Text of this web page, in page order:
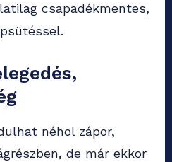
csapadékmentes,
néhol zápor,
de már ekkor